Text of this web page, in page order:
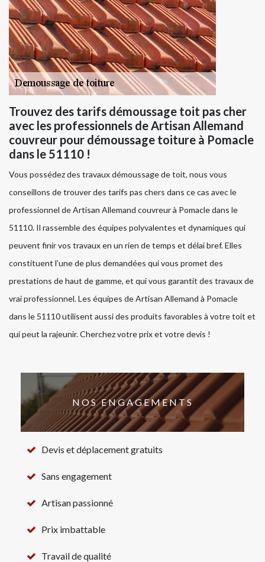
Trouvez des tarifs démoussage toit pas cher
avec les professionnels de Artisan Allemand
couvreur pour démoussage toiture à Pomacle
dans le 51110 !
Vous possédez des travaux démoussage de toit, nous vous
conseillons de trouver des tarifs pas chers dans ce cas avec le
professionnel de Artisan Allemand couvreur à Pomacle dans le
51110. Il rassemble des équipes polyvalentes et dynamiques qui
peuvent finir vos travaux en un rien de temps et délai bref. Elles
constituent l’une de plus demandées qui vous promet des
prestations de haut de gamme, et qui vous garantit des travaux de
vrai professionnel. Les équipes de Artisan Allemand à Pomacle
dans le 51110 utilisent aussi des produits favorables à votre toit et
qui peut la rajeunir. Cherchez votre prix et votre devis !
NOS ENGAGEMENTS
Devis et déplacement gratuits
Sans engagement
Artisan passionné
Prix imbattable
Travail de qualité